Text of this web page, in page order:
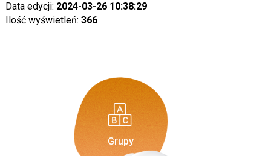
Data edycji: 2024-03-26 10:38:29
Ilość wyświetleń: 366
Grupy